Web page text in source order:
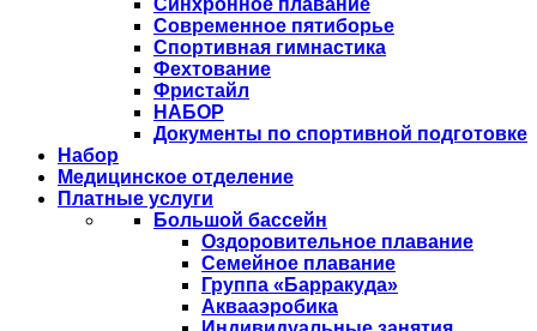
Синхронное плавание
Современное пятиборье
Спортивная гимнастика
Фехтование
Фристайл
НАБОР
Документы по спортивной подготовке
Набор
Медицинское отделение
Платные услуги
Большой бассейн
Оздоровительное плавание
Семейное плавание
Группа «Барракуда»
Аквааэробика